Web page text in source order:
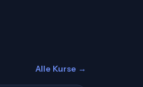
Alle Kurse →